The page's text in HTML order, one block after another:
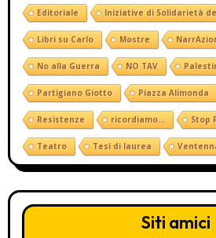
Editoriale Iniziative di Solidarietà
Libri su Carlo Mostre
No alla Guerra NO TAV
Partigiano Giotto Piazza Alimonda
Resistenze ricordiamo... Stop
Teatro Tesi di laurea
Siti amici